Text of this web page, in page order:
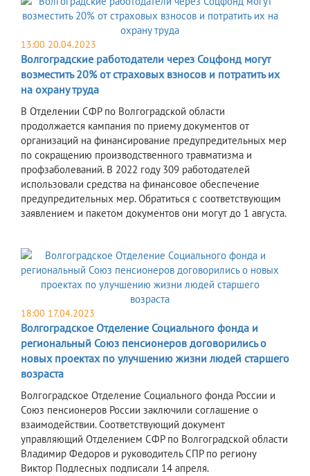
13:00 20.04.2023
Волгоградские работодатели через Соцфонд могут
возместить 20% от страховых взносов и потратить их
на охрану труда
В Отделении СФР по Волгоградской области
продолжается кампания по приему документов от
организаций на финансирование предупредительных мер
по сокращению производственного травматизма и
профзаболеваний. В 2022 году 309 работодателей
использовали средства на финансовое обеспечение
предупредительных мер. Обратиться с соответствующим
заявлением и пакетом документов они могут до 1 августа.
18:00 17.04.2023
Волгоградское Отделение Социального фонда и
региональный Союз пенсионеров договорились о
новых проектах по улучшению жизни людей старшего
возраста
Волгоградское Отделение Социального фонда России и
Союз пенсионеров России заключили соглашение о
взаимодействии. Соответствующий документ
управляющий Отделением СФР по Волгоградской области
Владимир Федоров и руководитель СПР по региону
Виктор Подлесных подписали 14 апреля.